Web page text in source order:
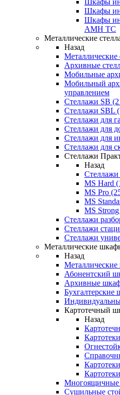
Шкафы
Шкафы
Шкафы
AMH TC
Металлические
Назад
Металлические
Архивные
Мобильные
Мобильный
управлением
Стеллажи SB
Стеллажи SBL
Стеллажи для
Стеллажи для
Стеллажи для
Стеллажи для
Стеллажи
Назад
MS Hard
MS Pro
MS
MS
Стеллажи
Стеллажи
Стеллажи
Металлические
Назад
Абонентский
Архивные
Бухгалтерские
Картотечный
Назад
Сушильные